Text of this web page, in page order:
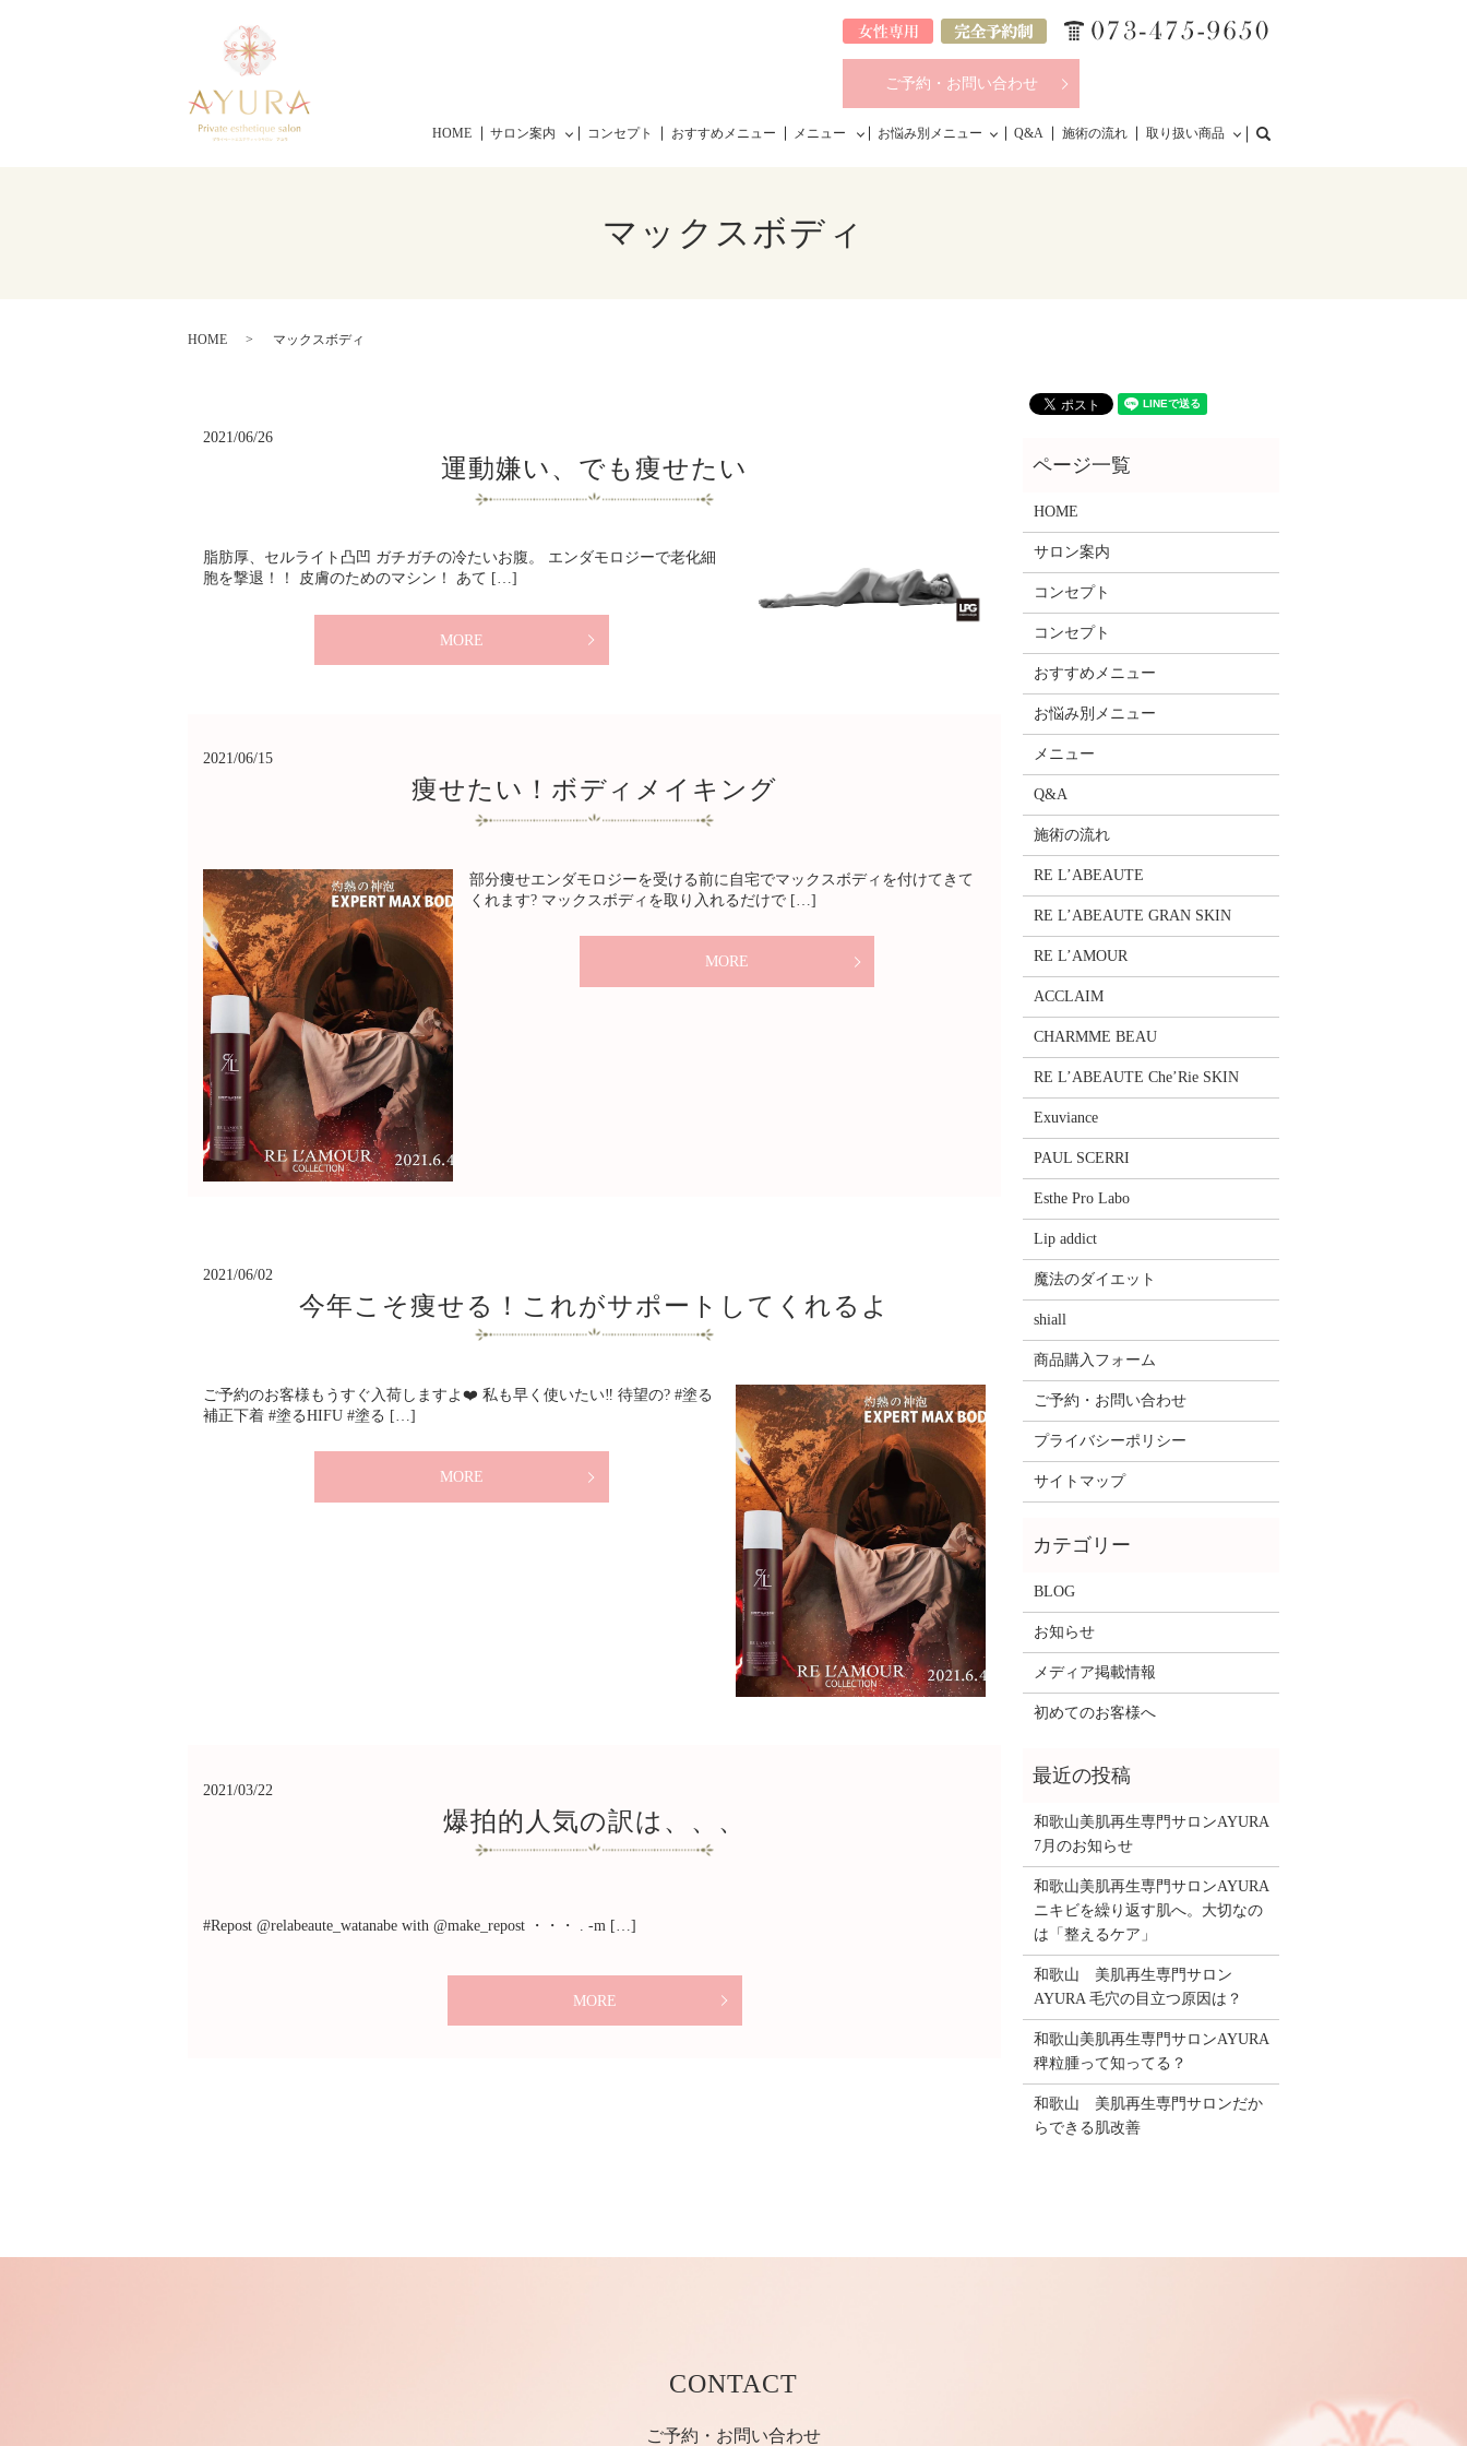
HOME サロン案内 コンセプト おすすめメニュー メニュー お悩み別メニュー Q&A 施術の流れ 取り扱い商品
ご予約・お問い合わせ
マックスボディ
HOME マックスボディ
2021/06/26
運動嫌い、でも痩せたい
脂肪厚、セルライト凸凹 ガチガチの冷たいお腹。 エンダモロジーで老化細
胞を撃退！！ 皮膚のためのマシン！ あて […]
MORE
2021/06/15
痩せたい！ボディメイキング
部分痩せエンダモロジーを受ける前に自宅でマックスボディを付けてきて
くれます? マックスボディを取り入れるだけで […]
MORE
2021/06/02
今年こそ痩せる！これがサポートしてくれるよ
ご予約のお客様もうすぐ入荷しますよ❤️ 私も早く使いたい‼️ 待望の? #塗る
補正下着 #塗るHIFU #塗る […]
MORE
2021/03/22
爆拍的人気の訳は、、、
#Repost @relabeaute_watanabe with @make_repost ・・・ . -m […]
MORE
HOME
サロン案内
コンセプト
コンセプト
おすすめメニュー
お悩み別メニュー
メニュー
Q&A
施術の流れ
RE L’ABEAUTE
RE L’ABEAUTE GRAN SKIN
RE L’AMOUR
ACCLAIM
CHARMME BEAU
RE L’ABEAUTE Che’Rie SKIN
Exuviance
PAUL SCERRI
Esthe Pro Labo
Lip addict
魔法のダイエット
shiall
商品購入フォーム
ご予約・お問い合わせ
プライバシーポリシー
サイトマップ
BLOG
お知らせ
メディア掲載情報
初めてのお客様へ
和歌山美肌再生専門サロンAYURA
7月のお知らせ
和歌山美肌再生専門サロンAYURA
ニキビを繰り返す肌へ。大切なの
は「整えるケア」
和歌山 美肌再生専門サロン
AYURA 毛穴の目立つ原因は？
和歌山美肌再生専門サロンAYURA
稗粒腫って知ってる？
和歌山 美肌再生専門サロンだか
らできる肌改善
CONTACT
ご予約・お問い合わせ